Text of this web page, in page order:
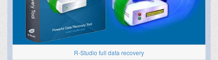
R-Studio full data recovery